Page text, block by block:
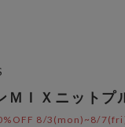
ＭＩＸニットプ
8/3(mon)~8/